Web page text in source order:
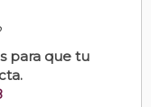
para que tu